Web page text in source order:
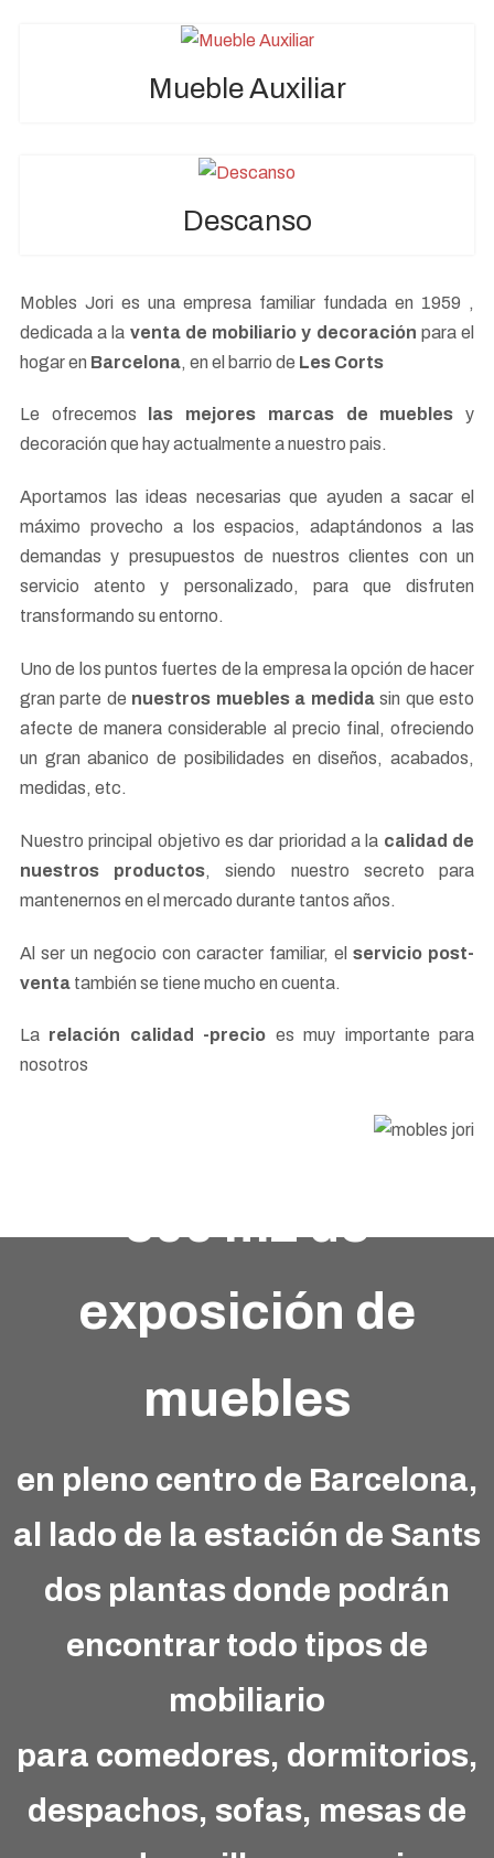
Mueble Auxiliar
Descanso
Mobles Jori es una empresa familiar fundada en 1959 ,
dedicada a la venta de mobiliario y decoración para el
hogar en Barcelona, en el barrio de Les Corts
Le ofrecemos las mejores marcas de muebles y
decoración que hay actualmente a nuestro pais.
Aportamos las ideas necesarias que ayuden a sacar el
máximo provecho a los espacios, adaptándonos a las
demandas y presupuestos de nuestros clientes con un
servicio atento y personalizado, para que disfruten
transformando su entorno.
Uno de los puntos fuertes de la empresa la opción de hacer
gran parte de nuestros muebles a medidasin que esto
afecte de manera considerable al precio final, ofreciendo
un gran abanico de posibilidades en diseños, acabados,
medidas, etc.
Nuestro principal objetivo es dar prioridad a la calidad de
nuestros productos, siendo nuestro secreto para
mantenernos en el mercado durante tantos años.
Al ser un negocio con caracter familiar, el servicio post-
venta también se tiene mucho en cuenta.
La relación calidad -precio es muy importante para
nosotros
300 m2 de
exposición de
muebles
en pleno centro de Barcelona,
al lado de la estación de Sants
dos plantas donde podrán
encontrar todo tipos de
mobiliario
para comedores, dormitorios,
despachos, sofas, mesas de